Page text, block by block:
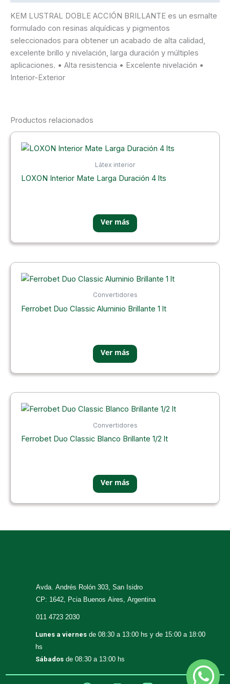
KEM LUSTRAL DOBLE ACCIÓN BRILLANTE es un esmalte
formulado con resinas alquídicas y pigmentos
seleccionados para obtener un acabado de alta calidad,
excelente brillo y nivelación, larga duración y múltiples
aplicaciones. • Alta resistencia • Excelente nivelación •
Interior-Exterior
Productos relacionados
Látex interior
LOXON Interior Mate Larga Duración 4 lts
Convertidores
Ferrobet Duo Classic Aluminio Brillante 1 lt
Convertidores
Ferrobet Duo Classic Blanco Brillante 1/2 lt
Avda. Andrés Rolón 303, San Isidro
CP: 1642, Pcia Buenos Aires, Argentina
011 4723 2030
Lunes a viernesde 08:30 a 13:00 hs y de 15:00 a 18:00
hs
Sábadosde 08:30 a 13:00 hs